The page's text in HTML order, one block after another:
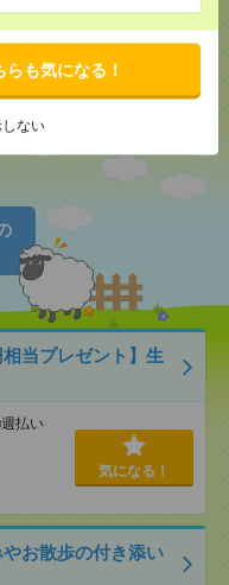
らも気になる！
ない
LINE で送る
当プレゼント】生
払い
気になる！
やお散歩の付き添い